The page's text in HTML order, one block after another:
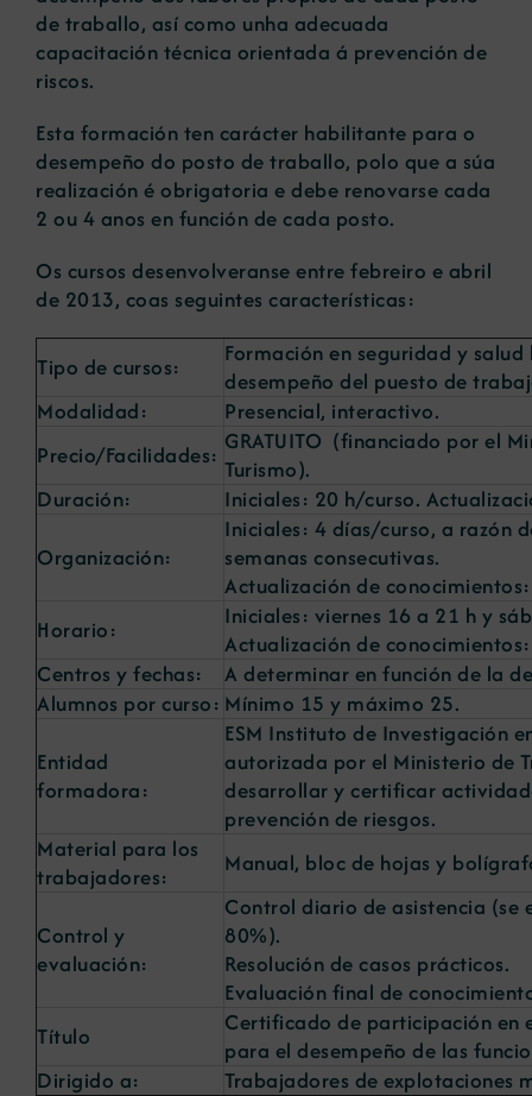
de traballo, así como unha adecuada
capacitación técnica orientada á prevención de
riscos.
Esta formación ten carácter habilitante para o
desempeño do posto de traballo, polo que a súa
realización é obrigatoria e debe renovarse cada
2 ou 4 anos en función de cada posto.
Os cursos desenvolveranse entre febreiro e abril
de 2013, coas seguintes características:
Tipo de cursos:
Formación en seguridad y
desempeño del puesto de
Modalidad:
Presencial, interactivo.
Precio/Facilidades: GRATUITO (financiado por el
Turismo).
Duración:
Iniciales: 20 h/curso.
Organización:
Iniciales: 4 días/curso, a razón
semanas consecutivas.
Actualización de
Horario:
Iniciales: viernes 16 a 21 h y
Actualización de
Centros y fechas:
A determinar en función de la
Alumnos por curso: Mínimo 15 y máximo 25.
Entidad
formadora:
ESM Instituto de Investigación
autorizada por el Ministerio de
desarrollar y certificar
prevención de riesgos.
Material para los
trabajadores:
Manual, bloc de hojas y
Control y
evaluación:
Control diario de asistencia (se
80%).
Resolución de casos prácticos.
Evaluación final de
Título
Certificado de participación en
para el desempeño de las
Dirigido a:
Trabajadores de explotaciones